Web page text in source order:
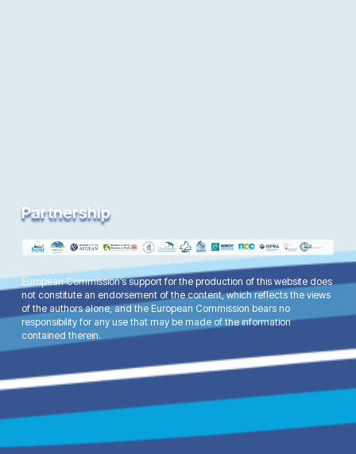
Partnership
European Commission’s support for the production of this website does
not constitute an endorsement of the content, which reflects the views
of the authors alone, and the European Commission bears no
responsibility for any use that may be made of the information
contained therein.